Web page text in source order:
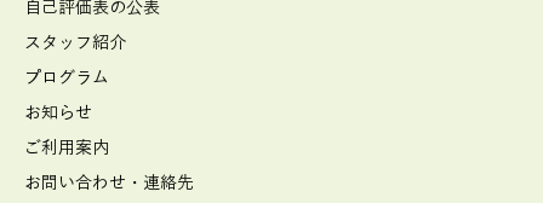
自己評価表の公表
スタッフ紹介
プログラム
お知らせ
ご利用案内
お問い合わせ・連絡先